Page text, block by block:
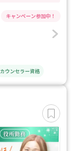
カウンセラー資格